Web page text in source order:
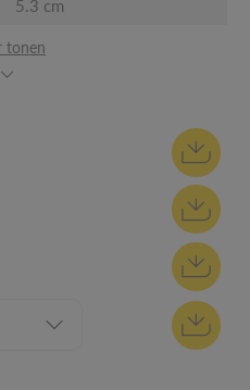
5.3 cm
tonen